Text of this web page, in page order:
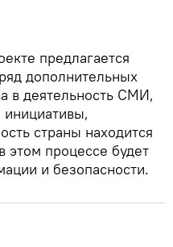
предлагается
дополнительных
в деятельность СМИ,
страны находится
этом процессе будет
и безопасности.